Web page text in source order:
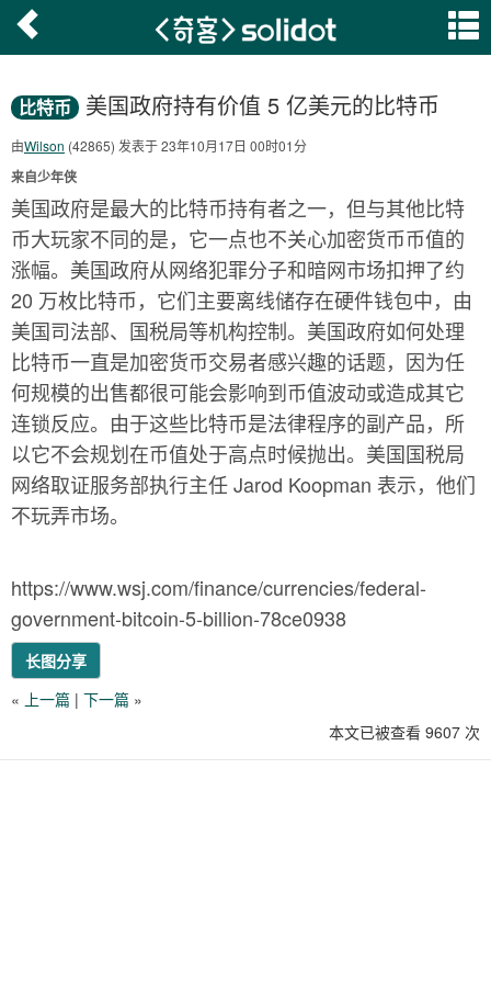
比特币 美国政府持有价值 5 亿美元的比特币
由Wilson (42865) 发表于 23年10月17日 00时01分
来自少年侠
美国政府是最大的比特币持有者之一，但与其他比特
币大玩家不同的是，它一点也不关心加密货币币值的
涨幅。美国政府从网络犯罪分子和暗网市场扣押了约
20 万枚比特币，它们主要离线储存在硬件钱包中，由
美国司法部、国税局等机构控制。美国政府如何处理
比特币一直是加密货币交易者感兴趣的话题，因为任
何规模的出售都很可能会影响到币值波动或造成其它
连锁反应。由于这些比特币是法律程序的副产品，所
以它不会规划在币值处于高点时候抛出。美国国税局
网络取证服务部执行主任 Jarod Koopman 表示，他们
不玩弄市场。
https://www.wsj.com/finance/currencies/federal-
government-bitcoin-5-billion-78ce0938
长图分享
« 上一篇 | 下一篇 »
本文已被查看 9607 次